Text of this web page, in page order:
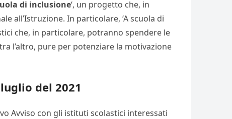
di inclusione‘, un progetto che, in
all’Istruzione. In particolare, ‘A scuola di
che, in particolare, potranno spendere le
l’altro, pure per potenziare la motivazione
del 2021
Avviso con gli istituti scolastici interessati